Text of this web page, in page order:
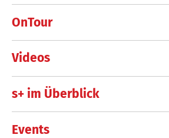
OnTour
Videos
s+ im Überblick
Events